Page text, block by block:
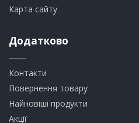
Карта сайту
Додатково
Контакти
Повернення товару
Найновіші продукти
Акції